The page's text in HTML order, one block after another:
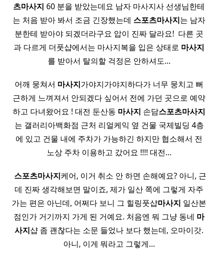
츠마사지 60 분을 받았는데요 남자 마사지사 선생님한테
는 처음 받아 봐서 조금 긴장했는데 스포츠마사지는 남자
분한테 받아야 되겠더라구요 압이 진짜 달라요! ​ 다른 곳
과 다르게 더풋샵에서는 마사지복을 입은 상태로 마사지
를 받아서 탈의할 걱정은 안하셔도…
어깨 뭉쳐서 마사지가야지가야지하다가 너무 뭉치고 뻐
근하게 느껴져서 안되겠다 싶어서 전에 가던 곳으로 예약
하고 다녀왔어요 ! 대전 둔산동 마사지 손담스포츠마사지
는 갤러리아백화점 근처 리얼케익 옆 건물 국제빌딩 4층
에 있고 건물 내에 주차가 가능하긴 하지만 협소해서 전
노상 주차 이용하고 갔어요 !!!! 대전…
스포츠마사지케어, 이거 취소 안 하면 손해예요?​ 아니, 근
데 진짜 생각해보면 말이죠, 제가 일산 쪽에 그렇게 자주
가는 편은 아닌데, 어쩌다 보니 그 힐링풋샵마사지 일산본
점인가 거기까지 가게 된 거예요. 처음엔 뭐 그냥 동네 마
사지샵 좀 괜찮다는 소문 들었나 보다 했는데, 오마이갓.
아니, 이게 뭐라고 그렇게…